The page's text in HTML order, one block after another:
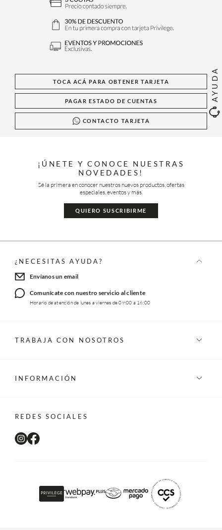
AYUDA
TOCA ACÁ PARA OBTENER TARJETA
PAGAR ESTADO DE CUENTAS
CONTACTO TARJETA
¡ÚNETE Y CONOCE NUESTRAS
NOVEDADES!
Sé la primera en conocer nuestros nuevos productos, ofertas
especiales, eventos y más.
QUIERO SUSCRIBIRME
¿NECESITAS AYUDA?
Envíanos un email
Comunícate con nuestro servicio al cliente
Horario de atención de lunes a viernes de 09:00 a 16:00
TRABAJA CON NOSOTROS
INFORMACIÓN
REDES SOCIALES